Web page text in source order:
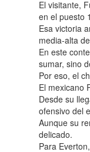
El visitante,
en el puesto
Esa victoria
media-alta
En este
sumar, sino
Por eso, el
El mexicano
Desde su
ofensivo del
Aunque su
delicado.
Para